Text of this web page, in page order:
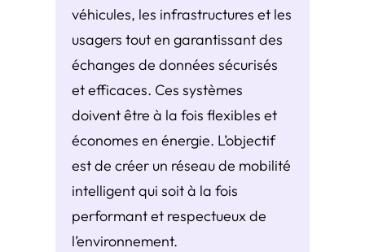
véhicules, les infrastructures et les
usagers tout en garantissant des
échanges de données sécurisés
et efficaces. Ces systèmes
doivent être à la fois flexibles et
économes en énergie. L’objectif
est de créer un réseau de mobilité
intelligent qui soit à la fois
performant et respectueux de
l’environnement.